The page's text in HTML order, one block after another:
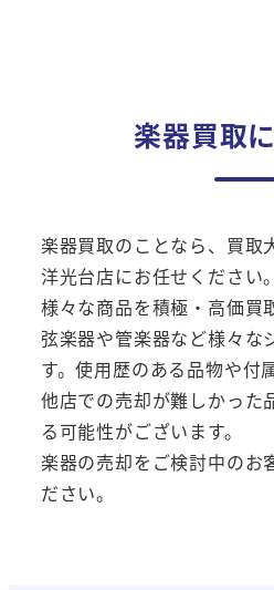
楽器買取
楽器買取のことなら、買取
洋光台店にお任せください。
様々な商品を積極・高価買
弦楽器や管楽器など様々な
す。使用歴のある品物や付
他店での売却が難しかった
る可能性がございます。
楽器の売却をご検討中のお
ださい。